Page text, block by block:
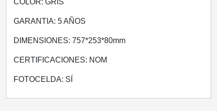
COLOR: GRIS
GARANTIA: 5 AÑOS
DIMENSIONES: 757*253*80mm
CERTIFICACIONES: NOM
FOTOCELDA: SÍ